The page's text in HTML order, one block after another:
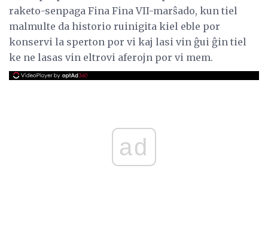
raketo-senpaga Fina Fina VII-marŝado, kun tiel
malmulte da historio ruinigita kiel eble por
konservi la sperton por vi kaj lasi vin ĝui ĝin tiel
ke ne lasas vin eltrovi aferojn por vi mem.
ad